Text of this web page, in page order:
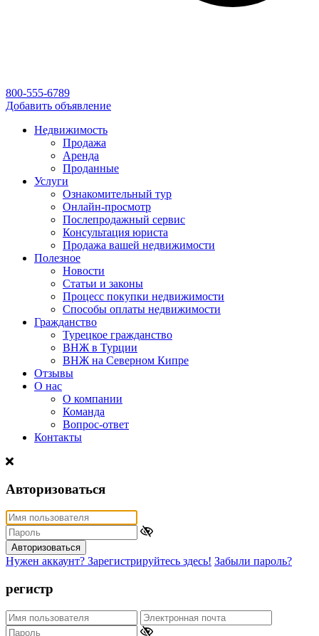
800-555-6789
Добавить объявление
Недвижимость
Продажа
Аренда
Проданные
Услуги
Ознакомительный тур
Онлайн-просмотр
Послепродажный сервис
Консультация юриста
Продажа вашей недвижимости
Полезное
Новости
Статьи и законы
Процесс покупки недвижимости
Способы оплаты недвижимости
Гражданство
Турецкое гражданство
ВНЖ в Турции
ВНЖ на Северном Кипре
Отзывы
О нас
О компании
Команда
Вопрос-ответ
Контакты
Авторизоваться
Авторизоваться
Нужен аккаунт? Зарегистрируйтесь здесь! Забыли пароль?
регистр